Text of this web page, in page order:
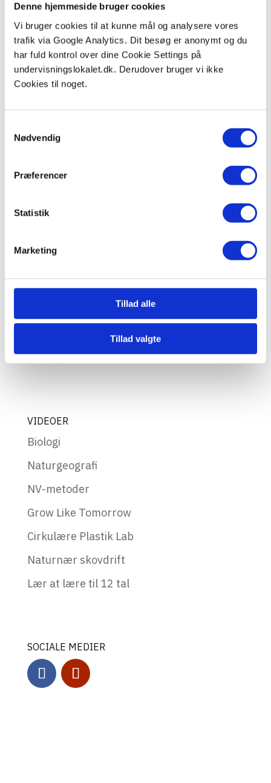
Denne hjemmeside bruger cookies
Vi bruger cookies til at kunne mål og analysere vores
trafik via Google Analytics. Dit besøg er anonymt og du
har fuld kontrol over dine Cookie Settings på
undervisningslokalet.dk. Derudover bruger vi ikke
Cookies til noget.
Nødvendig
Præferencer
Statistik
Marketing
Tillad alle
Tillad valgte
Cookies & Privatlivspolitik
Sponsorerede artikler
Sitemap
VIDEOER
Biologi
Naturgeografi
NV-metoder
Grow Like Tomorrow
Cirkulære Plastik Lab
Naturnær skovdrift
Lær at lære til 12 tal
SOCIALE MEDIER